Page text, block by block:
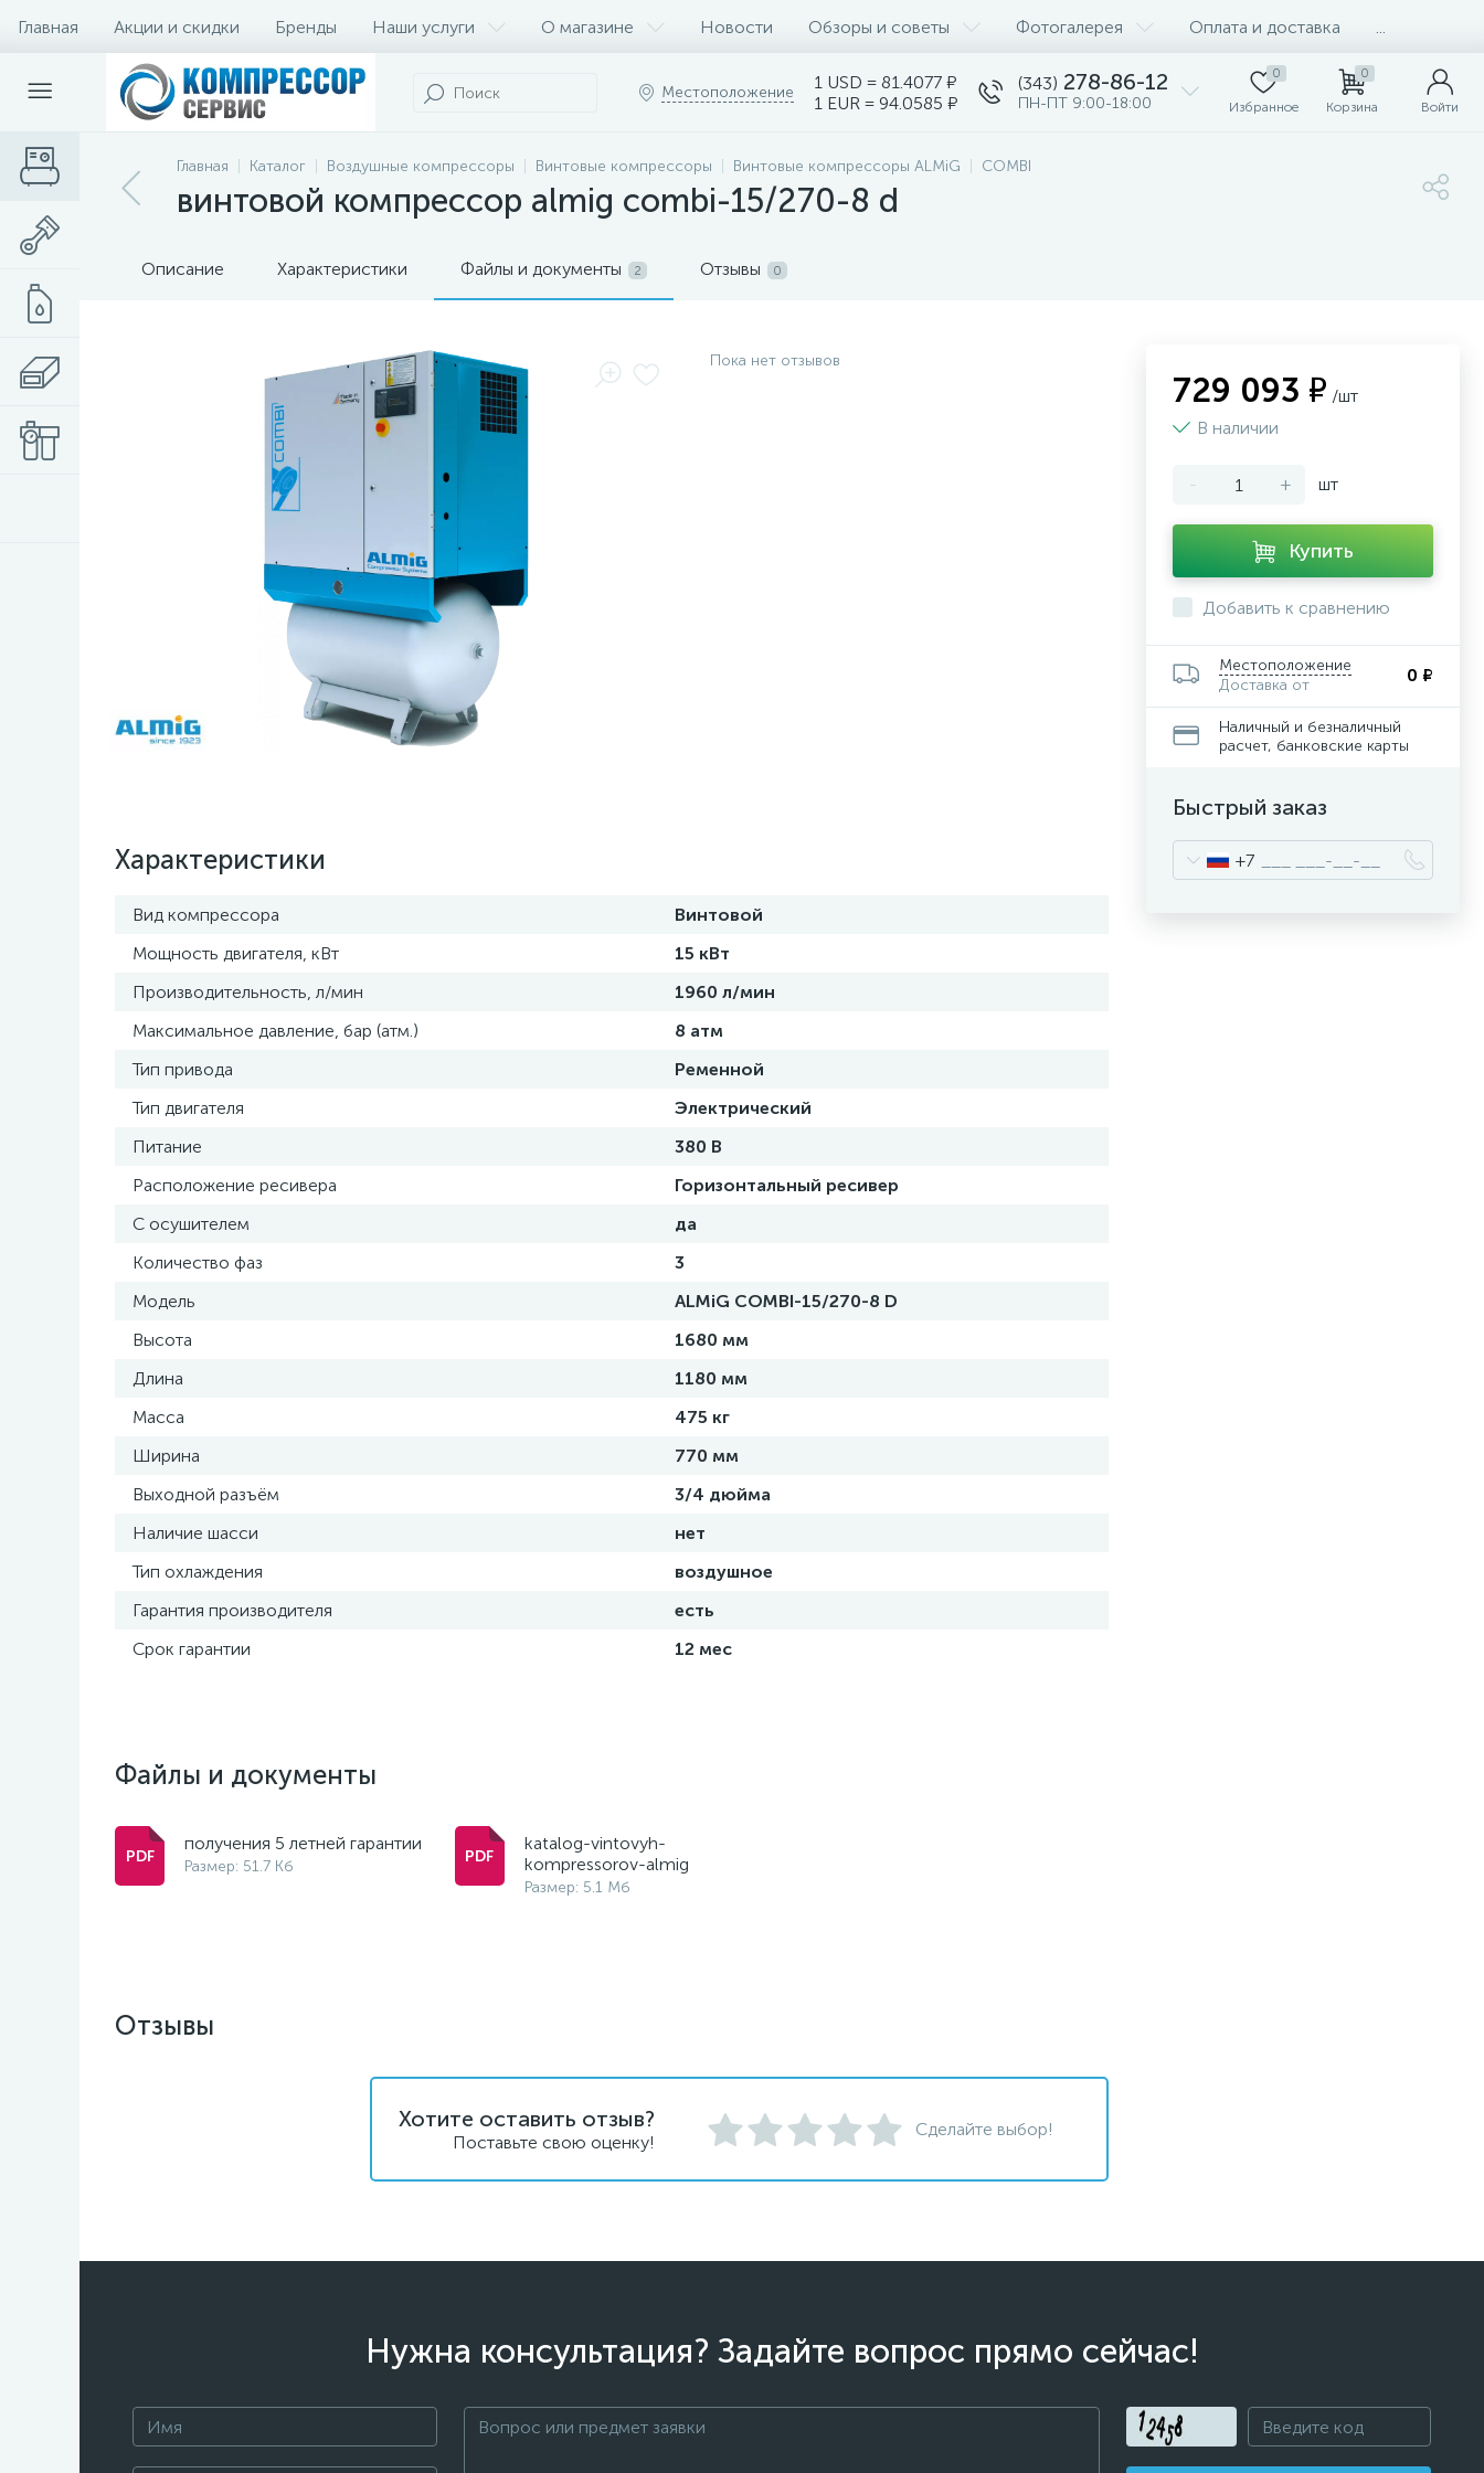
Главная Акции и скидки Бренды Наши услуги О магазине Новости Обзоры и советы Фотогалерея Оплата и доставка
Местоположение
1 USD = 81.4077 ₽
1 EUR = 94.0585 ₽
(343) 278-86-12
ПН-ПТ 9:00-18:00
0
Избранное
0
Корзина Войти
Главная Каталог Воздушные компрессоры Винтовые компрессоры Винтовые компрессоры ALMiG COMBI
винтовой компрессор almig combi-15/270-8 d
Описание Характеристики Файлы и документы 2 Отзывы 0
Пока нет отзывов
Характеристики
Вид компрессора
Винтовой
Мощность двигателя, кВт
15 кВт
Производительность, л/мин
1960 л/мин
Максимальное давление, бар (атм.)
8 атм
Тип привода
Ременной
Тип двигателя
Электрический
Питание
380 В
Расположение ресивера
Горизонтальный ресивер
С осушителем
да
Количество фаз
3
Модель
ALMiG COMBI-15/270-8 D
Высота
1680 мм
Длина
1180 мм
Масса
475 кг
Ширина
770 мм
Выходной разъём
3/4 дюйма
Наличие шасси
нет
Тип охлаждения
воздушное
Гарантия производителя
есть
Срок гарантии
12 мес
Файлы и документы
получения 5 летней гарантии
Размер: 51.7 Кб
katalog-vintovyh-
kompressorov-almig
Размер: 5.1 Мб
729 093 ₽ /шт
В наличии
- + шт
Купить
Добавить к сравнению
Местоположение
Доставка от
0 ₽
Наличный и безналичный
расчет, банковские карты
Быстрый заказ
+7
Отзывы
Хотите оставить отзыв?
Поставьте свою оценку!
Сделайте выбор!
Нужна консультация? Задайте вопрос прямо сейчас!